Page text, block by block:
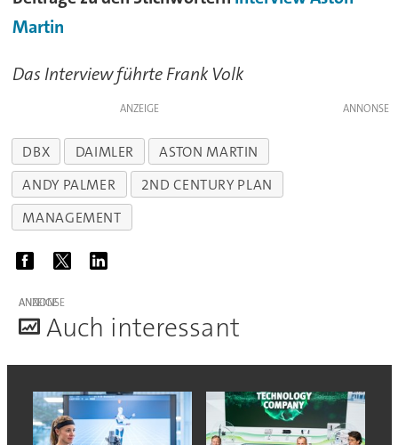
Martin
Das Interview führte Frank Volk
ANZEIGE
DBX DAIMLER
ASTON MARTIN
ANDY PALMER
2ND CENTURY PLAN
MANAGEMENT
ANZEIGE
Auch interessant